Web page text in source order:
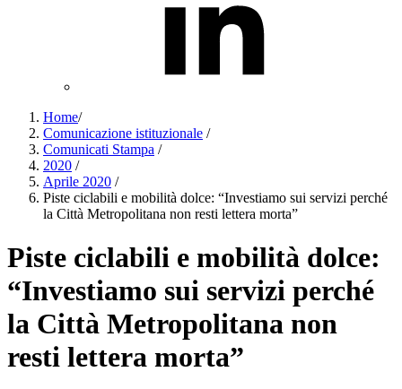
Home/
Comunicazione istituzionale /
Comunicati Stampa /
2020 /
Aprile 2020 /
Piste ciclabili e mobilità dolce: “Investiamo sui servizi perché
la Città Metropolitana non resti lettera morta”
Piste ciclabili e mobilità dolce:
“Investiamo sui servizi perché
la Città Metropolitana non
resti lettera morta”